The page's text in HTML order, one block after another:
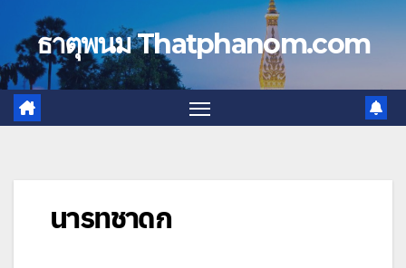
contentธาตุพนม Thatphanom.com
นารทชาดก